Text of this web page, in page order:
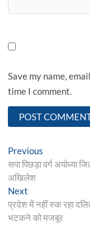
Save my name,
time I comment.
Post
navigation
Previous
post:
सपा पिछड़ा वर्ग अयोध्या
अखिलेश
Next
post:
प्रदेश में नहीं रुक रहा
भटकने को मजबूर